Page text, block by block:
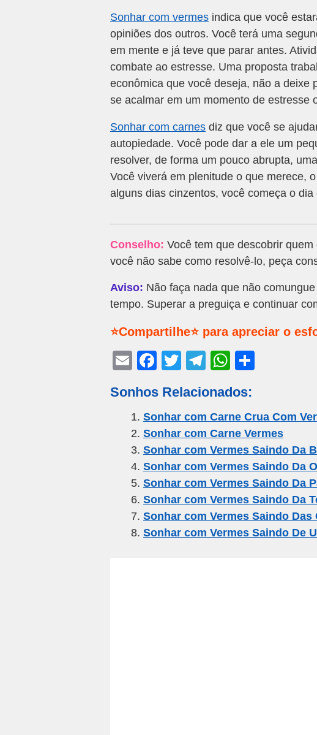
Sonhar com vermes indica que você
opiniões dos outros. Você terá uma
em mente e já teve que parar antes.
combate ao estresse. Uma proposta
econômica que você deseja, não a deixe
se acalmar em um momento de estresse
Sonhar com carnes diz que você se
autopiedade. Você pode dar a ele um
resolver, de forma um pouco abrupta,
Você viverá em plenitude o que merece,
alguns dias cinzentos, você começa o
Conselho: Você tem que descobrir
você não sabe como resolvê-lo, peça
Aviso: Não faça nada que não
tempo. Superar a preguiça e continuar
⭐Compartilhe⭐ para apreciar o
E
ail
F
c
e
b
o
o
k
T
tt
er
T
e
gr
a
m
W
at
s
A
p
p
e
Sonhos Relacionados:
Sonhar com Carne Crua Com
Sonhar com Carne Vermes
Sonhar com Vermes Saindo Da
Sonhar com Vermes Saindo Da
Sonhar com Vermes Saindo Da
Sonhar com Vermes Saindo Da
Sonhar com Vermes Saindo Das
Sonhar com Vermes Saindo De